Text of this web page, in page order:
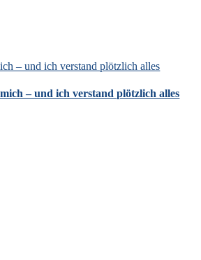
– und ich verstand plötzlich alles
– und ich verstand plötzlich alles